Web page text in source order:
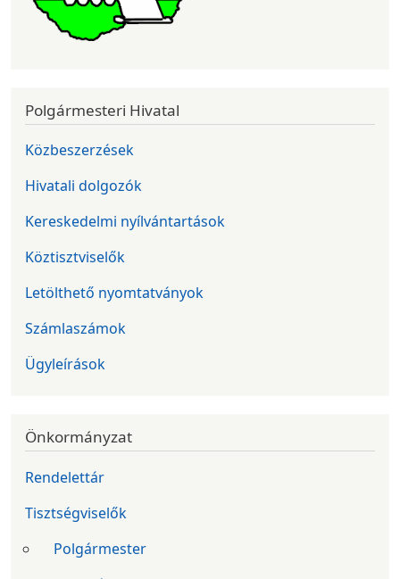
Polgármesteri Hivatal
Közbeszerzések
Hivatali dolgozók
Kereskedelmi nyílvántartások
Köztisztviselők
Letölthető nyomtatványok
Számlaszámok
Ügyleírások
Önkormányzat
Rendelettár
Tisztségviselők
Polgármester